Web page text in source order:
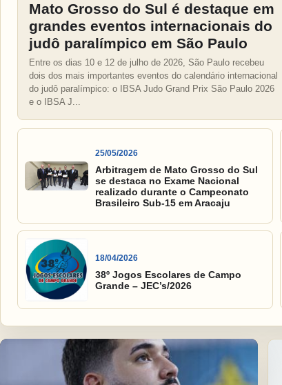
Mato Grosso do Sul é destaque em
grandes eventos internacionais do
judô paralímpico em São Paulo
Entre os dias 10 e 12 de julho de 2026, São Paulo recebeu
dois dos mais importantes eventos do calendário internacional
do judô paralímpico: o IBSA Judo Grand Prix São Paulo 2026
e o IBSA J...
25/05/2026
Arbitragem de Mato Grosso do Sul
se destaca no Exame Nacional
realizado durante o Campeonato
Brasileiro Sub-15 em Aracaju
18/04/2026
38º Jogos Escolares de Campo
Grande – JEC’s/2026